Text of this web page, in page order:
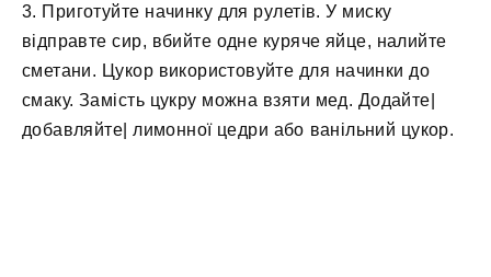
3. Приготуйте начинку для рулетів. У миску
відправте сир, вбийте одне куряче яйце, налийте
сметани. Цукор використовуйте для начинки до
смаку. Замість цукру можна взяти мед. Додайте|
добавляйте| лимонної цедри або ванільний цукор.